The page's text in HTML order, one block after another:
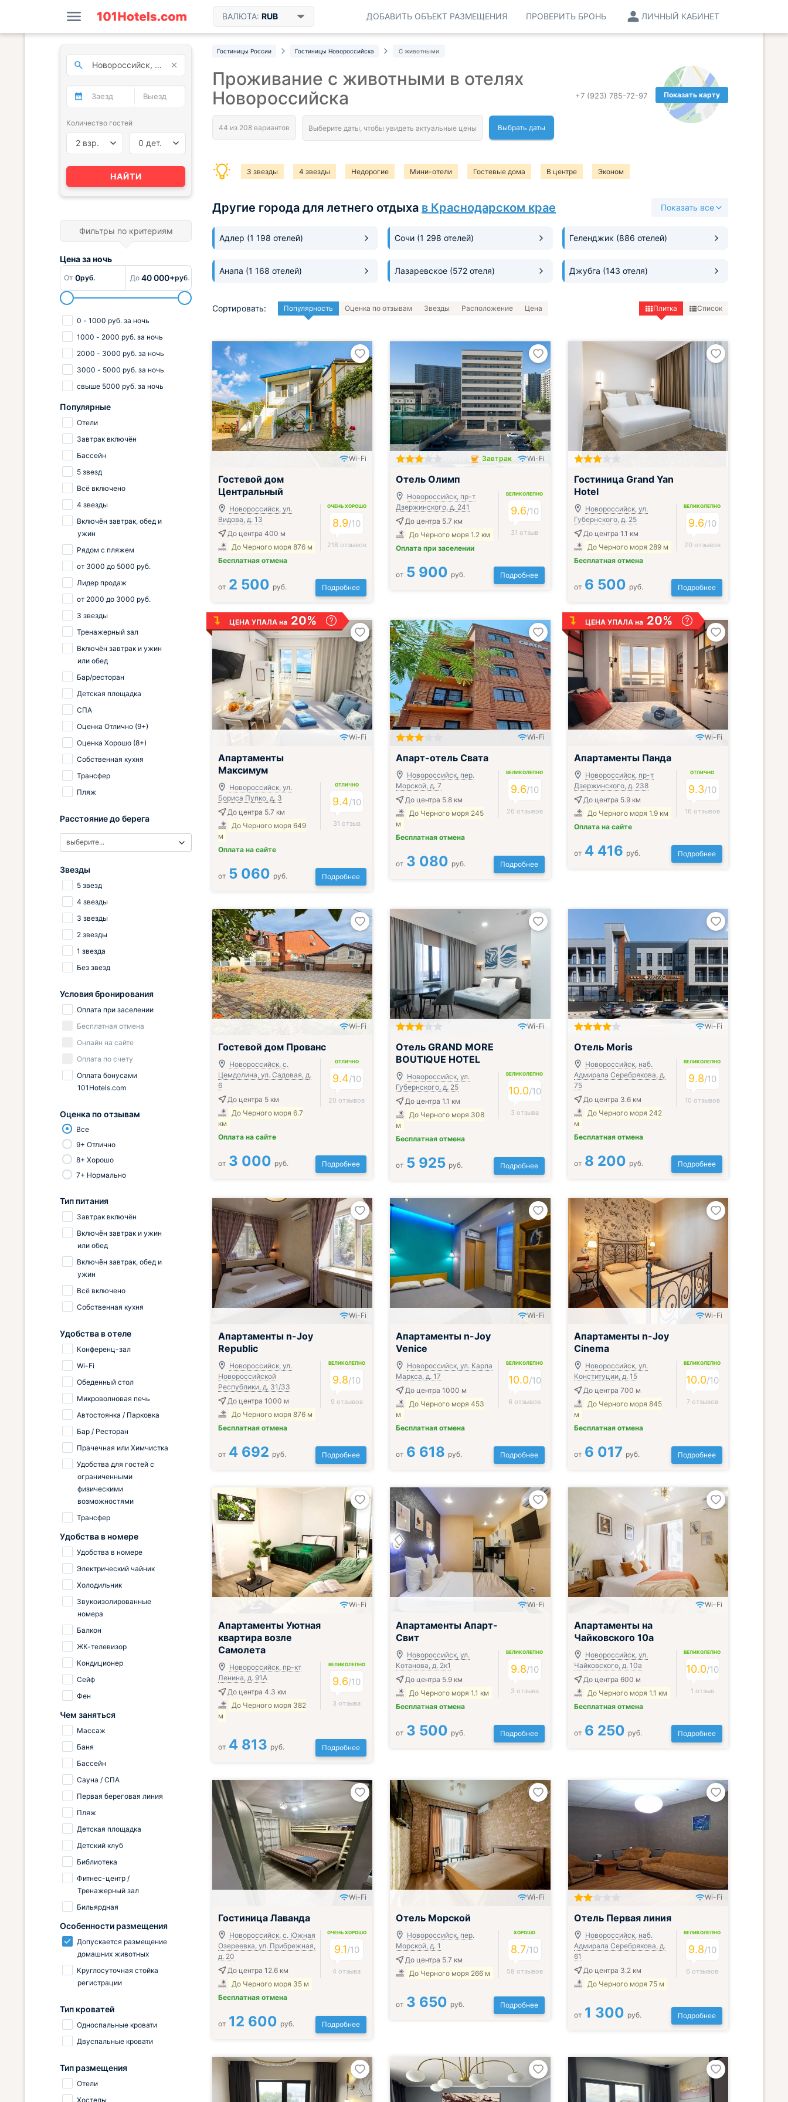
ВАЛЮТА: RUB ЛИЧНЫЙ КАБИНЕТ
ПРОВЕРИТЬ БРОНЬ
ДОБАВИТЬ ОБЪЕКТ РАЗМЕЩЕНИЯ
Гостиницы России Гостиницы Новороссийска С животными
Показать карту
+7 (923) 785-72-97
Проживание с животными в отелях
Новороссийска
Выбрать даты
3 звезды 4 звезды Недорогие Мини-отели Гостевые дома В центре Эконом
Другие города для летнего отдыха в Краснодарском крае Показать все
Адлер (1 198 отелей) Сочи (1 298 отелей) Геленджик (886 отелей)
Анапа (1 168 отелей) Лазаревское (572 отеля) Джубга (143 отеля)
Сортировать: Популярность Оценка по отзывам Звезды Расположение Цена Плитка Список
Wi-Fi
Гостевой дом
Центральный
Новороссийск, ул.
Видова, д. 13
До центра 400 м
До Черного моря 876 м
Бесплатная отмена
ОЧЕНЬ ХОРОШО
8.9/10
218 отзывов
от 2 500 руб. Подробнее
Завтрак включён
Завтрак Wi-Fi
Отель Олимп
Новороссийск, пр-т
Дзержинского, д. 241
До центра 5.7 км
До Черного моря 1.2 км
Оплата при заселении
ВЕЛИКОЛЕПНО
9.6/10
31 отзыв
от 5 900 руб. Подробнее
Гостиница Grand Yan
Hotel
Новороссийск, ул.
Губернского, д. 25
До центра 1.1 км
До Черного моря 289 м
Бесплатная отмена
ВЕЛИКОЛЕПНО
9.6/10
20 отзывов
от 6 500 руб. Подробнее
ЦЕНА УПАЛА на 20%
; Всё включено
Wi-Fi
Апартаменты
Максимум
Новороссийск, ул.
Бориса Пупко, д. 3
До центра 5.7 км
До Черного моря 649
м
Оплата на сайте
ОТЛИЧНО
9.4/10
31 отзыв
от 5 060 руб. Подробнее
Wi-Fi
Апарт-отель Свата
Новороссийск, пер.
Морской, д. 7
До центра 5.8 км
До Черного моря 245
м
Бесплатная отмена
ВЕЛИКОЛЕПНО
9.6/10
26 отзывов
от 3 080 руб. Подробнее
ЦЕНА УПАЛА на 20%
; Всё включено
Wi-Fi
Апартаменты Панда
Новороссийск, пр-т
Дзержинского, д. 238
До центра 5.9 км
До Черного моря 1.9 км
Оплата на сайте
ОТЛИЧНО
9.3/10
16 отзывов
от 4 416 руб. Подробнее
Wi-Fi
Гостевой дом Прованс
Новороссийск, с.
Цемдолина, ул. Садовая, д.
6
До центра 5 км
До Черного моря 6.7
км
Оплата на сайте
ОТЛИЧНО
9.4/10
20 отзывов
от 3 000 руб. Подробнее
Wi-Fi
Отель GRAND MORE
BOUTIQUE HOTEL
Новороссийск, ул.
Губернского, д. 25
До центра 1.1 км
До Черного моря 308
м
Бесплатная отмена
ВЕЛИКОЛЕПНО
10.0/10
3 отзыва
от 5 925 руб. Подробнее
Wi-Fi
Отель Moris
Новороссийск, наб.
Адмирала Серебрякова, д.
75
До центра 3.6 км
До Черного моря 242
м
Бесплатная отмена
ВЕЛИКОЛЕПНО
9.8/10
10 отзывов
от 8 200 руб. Подробнее
Wi-Fi
Апартаменты n-Joy
Republic
Новороссийск, ул.
Новороссийской
Республики, д. 31/33
До центра 1000 м
До Черного моря 876 м
Бесплатная отмена
ВЕЛИКОЛЕПНО
9.8/10
9 отзывов
от 4 692 руб. Подробнее
Wi-Fi
Апартаменты n-Joy
Venice
Новороссийск, ул. Карла
Маркса, д. 17
До центра 1000 м
До Черного моря 453
м
Бесплатная отмена
ВЕЛИКОЛЕПНО
10.0/10
6 отзывов
от 6 618 руб. Подробнее
Wi-Fi
Апартаменты n-Joy
Cinema
Новороссийск, ул.
Конституции, д. 15
До центра 700 м
До Черного моря 845
м
Бесплатная отмена
ВЕЛИКОЛЕПНО
10.0/10
7 отзывов
от 6 017 руб. Подробнее
Wi-Fi
Апартаменты Уютная
квартира возле
Самолета
Новороссийск, пр-кт
Ленина, д. 91А
До центра 4.3 км
До Черного моря 382
м
ВЕЛИКОЛЕПНО
9.6/10
3 отзыва
от 4 813 руб. Подробнее
Wi-Fi
Апартаменты Апарт-
Свит
Новороссийск, ул.
Котанова, д. 2к1
До центра 5.9 км
До Черного моря 1.1 км
Бесплатная отмена
ВЕЛИКОЛЕПНО
9.8/10
3 отзыва
от 3 500 руб. Подробнее
Wi-Fi
Апартаменты на
Чайковского 10а
Новороссийск, ул.
Чайковского, д. 10а
До центра 600 м
До Черного моря 1.1 км
Бесплатная отмена
ВЕЛИКОЛЕПНО
10.0/10
1 отзыв
от 6 250 руб. Подробнее
Wi-Fi
Гостиница Лаванда
Новороссийск, с. Южная
Озереевка, ул. Прибрежная,
д. 20
До центра 12.6 км
До Черного моря 35 м
Бесплатная отмена
ОЧЕНЬ ХОРОШО
9.1/10
4 отзыва
от 12 600 руб. Подробнее
Wi-Fi
Отель Морской
Новороссийск, пер.
Морской, д. 1
До центра 5.7 км
До Черного моря 266 м
ХОРОШО
8.7/10
58 отзывов
от 3 650 руб. Подробнее
Включён завтрак, обед и ужин
Wi-Fi
Отель Первая линия
Новороссийск, наб.
Адмирала Серебрякова, д.
61
До центра 3.2 км
До Черного моря 75 м
ВЕЛИКОЛЕПНО
9.8/10
6 отзывов
от 1 300 руб. Подробнее
Количество гостей
2 взр. 0 дет.
НАЙТИ
Фильтры по критериям
Цена заночь
От 0руб. До 40 000+руб.
0 - 1000 руб. за ночь
1000 - 2000 руб. за ночь
2000 - 3000 руб. за ночь
3000 - 5000 руб. за ночь
свыше 5000 руб. за ночь
Популярные
Отели
Завтрак включён
Бассейн
5 звезд
Всё включено
4 звезды
Включён завтрак, обед и
ужин
Рядом с пляжем
от 3000 до 5000 руб.
Лидер продаж
от 2000 до 3000 руб.
3 звезды
Тренажерный зал
Включён завтрак и ужин
или обед
Бар/ресторан
Детская площадка
СПА
Оценка Отлично (9+)
Оценка Хорошо (8+)
Собственная кухня
Трансфер
Пляж
Расстояние до берега
выберите...
Звезды
5 звезд
4 звезды
3 звезды
2 звезды
1 звезда
Без звезд
Условия бронирования
Оплата при заселении
Бесплатная отмена
Онлайн на сайте
Оплата по счету
Оплата бонусами
101Hotels.com
Оценка по отзывам
Все
9+ Отлично
8+ Хорошо
7+ Нормально
Тип питания
Завтрак включён
Включён завтрак и ужин
или обед
Включён завтрак, обед и
ужин
Всё включено
Собственная кухня
Удобства в отеле
Конференц-зал
Wi-Fi
Обеденный стол
Микроволновая печь
Автостоянка / Парковка
Бар / Ресторан
Прачечная или Химчистка
Удобства для гостей с
ограниченными
физическими
возможностями
Трансфер
Удобства в номере
Удобства в номере
Электрический чайник
Холодильник
Звукоизолированные
номера
Балкон
ЖК-телевизор
Кондиционер
Сейф
Фен
Чем заняться
Массаж
Баня
Бассейн
Сауна / СПА
Первая береговая линия
Пляж
Детская площадка
Детский клуб
Библиотека
Фитнес-центр /
Тренажерный зал
Бильярдная
Особенности размещения
Допускается размещение
домашних животных
Круглосуточная стойка
регистрации
Тип кроватей
Односпальные кровати
Двуспальные кровати
Тип размещения
Отели
Хостелы